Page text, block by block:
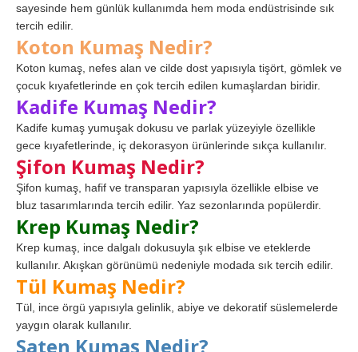
sayesinde hem günlük kullanımda hem moda endüstrisinde sık
tercih edilir.
Koton Kumaş Nedir?
Koton kumaş, nefes alan ve cilde dost yapısıyla tişört, gömlek ve
çocuk kıyafetlerinde en çok tercih edilen kumaşlardan biridir.
Kadife Kumaş Nedir?
Kadife kumaş yumuşak dokusu ve parlak yüzeyiyle özellikle
gece kıyafetlerinde, iç dekorasyon ürünlerinde sıkça kullanılır.
Şifon Kumaş Nedir?
Şifon kumaş, hafif ve transparan yapısıyla özellikle elbise ve
bluz tasarımlarında tercih edilir. Yaz sezonlarında popülerdir.
Krep Kumaş Nedir?
Krep kumaş, ince dalgalı dokusuyla şık elbise ve eteklerde
kullanılır. Akışkan görünümü nedeniyle modada sık tercih edilir.
Tül Kumaş Nedir?
Tül, ince örgü yapısıyla gelinlik, abiye ve dekoratif süslemelerde
yaygın olarak kullanılır.
Saten Kumaş Nedir?